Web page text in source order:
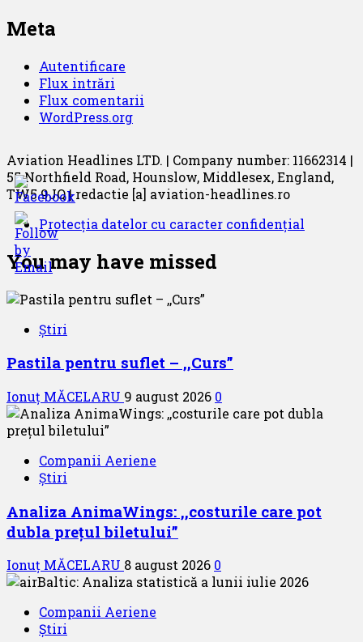
Meta
Autentificare
Flux intrări
Flux comentarii
WordPress.org
Aviation Headlines LTD. | Company number: 11662314 |
55 Northfield Road, Hounslow, Middlesex, England,
TW5 9JQ | redactie [a] aviation-headlines.ro
Protecția datelor cu caracter confidențial
You may have missed
Știri
Pastila pentru suflet – ,,Curs”
Ionuț MĂCELARU 9 august 2026 0
Companii Aeriene
Știri
Analiza AnimaWings: ,,costurile care pot
dubla prețul biletului”
Ionuț MĂCELARU 8 august 2026 0
Companii Aeriene
Știri